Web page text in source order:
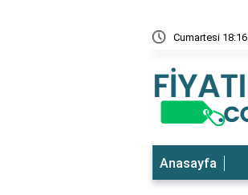
Cumartesi 18:16
Anasayfa